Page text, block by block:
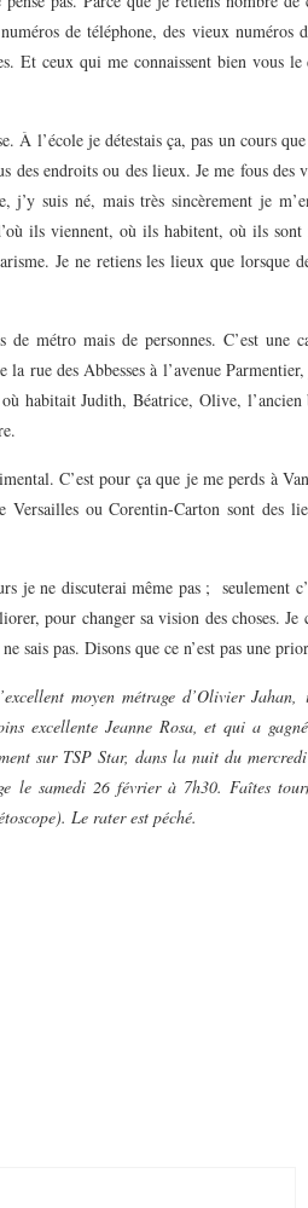
de téléphone, des vieux numéros
Et ceux qui me connaissent bien vous
À l’école je détestais ça, pas un cours
des endroits ou des lieux. Je me fous des
j’y suis né, mais très sincèrement je
ils viennent, où ils habitent, où ils sont
Je ne retiens les lieux que lorsque
de métro mais de personnes. C’est une
la rue des Abbesses à l’avenue
habitait Judith, Béatrice, Olive, l’ancien
C’est pour ça que je me perds à
Versailles ou Corentin-Carton sont des
je ne discuterai même pas ; seulement
pour changer sa vision des choses. Je
sais pas. Disons que ce n’est pas une
moyen métrage d’Olivier Jahan,
excellente Jeanne Rosa, et qui a
sur TSP Star, dans la nuit du
le samedi 26 février à 7h30. Faîtes
Le rater est péché.